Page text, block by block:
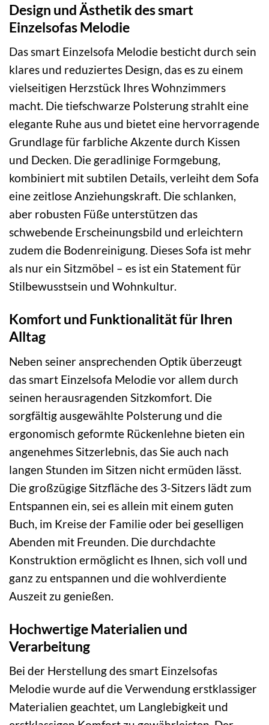
Design und Ästhetik des smart
Einzelsofas Melodie
Das smart Einzelsofa Melodie besticht durch sein
klares und reduziertes Design, das es zu einem
vielseitigen Herzstück Ihres Wohnzimmers
macht. Die tiefschwarze Polsterung strahlt eine
elegante Ruhe aus und bietet eine hervorragende
Grundlage für farbliche Akzente durch Kissen
und Decken. Die geradlinige Formgebung,
kombiniert mit subtilen Details, verleiht dem Sofa
eine zeitlose Anziehungskraft. Die schlanken,
aber robusten Füße unterstützen das
schwebende Erscheinungsbild und erleichtern
zudem die Bodenreinigung. Dieses Sofa ist mehr
als nur ein Sitzmöbel – es ist ein Statement für
Stilbewusstsein und Wohnkultur.
Komfort und Funktionalität für Ihren
Alltag
Neben seiner ansprechenden Optik überzeugt
das smart Einzelsofa Melodie vor allem durch
seinen herausragenden Sitzkomfort. Die
sorgfältig ausgewählte Polsterung und die
ergonomisch geformte Rückenlehne bieten ein
angenehmes Sitzerlebnis, das Sie auch nach
langen Stunden im Sitzen nicht ermüden lässt.
Die großzügige Sitzfläche des 3-Sitzers lädt zum
Entspannen ein, sei es allein mit einem guten
Buch, im Kreise der Familie oder bei geselligen
Abenden mit Freunden. Die durchdachte
Konstruktion ermöglicht es Ihnen, sich voll und
ganz zu entspannen und die wohlverdiente
Auszeit zu genießen.
Hochwertige Materialien und
Verarbeitung
Bei der Herstellung des smart Einzelsofas
Melodie wurde auf die Verwendung erstklassiger
Materialien geachtet, um Langlebigkeit und